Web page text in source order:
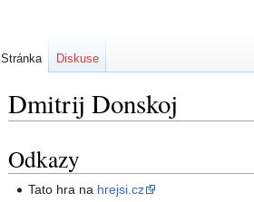
Dmitrij Donskoj
Skočit
na
navigaci
Skočit
na
vyhledávání
Odkazy
Tato hra na hrejsi.cz
Stránka Diskuse